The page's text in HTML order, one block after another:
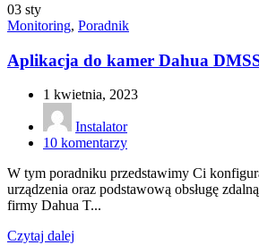
03 sty
Monitoring, Poradnik
Aplikacja do kamer Dahua
1 kwietnia, 2023
Instalator
10 komentarzy
W tym poradniku przedstawimy Ci
urządzenia oraz podstawową obsługę
firmy Dahua T...
Czytaj dalej